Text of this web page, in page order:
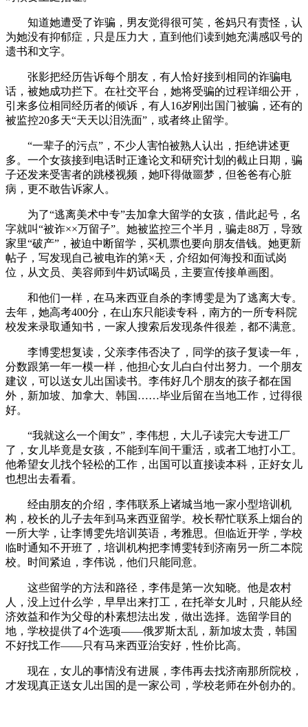
知道她遭受了诈骗，男友觉得很可笑，爸妈只有责怪，认
为她没有抑郁症，只是压力大，直到他们读到她充满感叹号的
遗书和文字。
张影把经历告诉每个朋友，有人恰好接到相同的诈骗电
话，被她成功拦下。在社交平台，她将受骗的过程详细公开，
引来多位相同经历者的倾诉，有人16岁刚出国门被骗，还有的
被监控20多天“天天以泪洗面”，或者终止留学。
“一辈子的污点”，不少人害怕被熟人认出，拒绝讲述更
多。一个女孩接到电话时正逢论文和研究计划的截止日期，骗
子还发来受害者的跳楼视频，她吓得做噩梦，但爸爸有心脏
病，更不敢告诉家人。
为了“逃离美术中专”去加拿大留学的女孩，借此起号，名
字就叫“被诈××万留子”。她被监控三个半月，骗走88万，导致
家里“破产”，被迫中断留学，买机票也要向朋友借钱。她更新
帖子，写发现自己被电诈的第×天，介绍如何海投和面试岗
位，从文员、美容师到牛奶试喝员，主要宣传接单画图。
和他们一样，在马来西亚自杀的李博雯是为了逃离大专。
去年，她高考400分，在山东只能读专科，南方的一所专科院
校发来录取通知书，一家人搜索后发现条件很差，都不满意。
李博雯想复读，父亲李伟否决了，同学的孩子复读一年，
分数跟第一年一模一样，他担心女儿白白付出努力。一个朋友
建议，可以送女儿出国读书。李伟好几个朋友的孩子都在国
外，新加坡、加拿大、韩国……毕业后留在当地工作，过得很
好。
“我就这么一个闺女”，李伟想，大儿子读完大专进工厂
了，女儿毕竟是女孩，不能到车间干重活，或者工地打小工。
他希望女儿找个轻松的工作，出国可以直接读本科，正好女儿
也想出去看看。
经由朋友的介绍，李伟联系上诸城当地一家小型培训机
构，校长的儿子去年到马来西亚留学。校长帮忙联系上烟台的
一所大学，让李博雯先培训英语，考雅思。但临近开学，学校
临时通知不开班了，培训机构把李博雯转到济南另一所二本院
校。时间紧迫，李伟说，他们只能同意。
这些留学的方法和路径，李伟是第一次知晓。他是农村
人，没上过什么学，早早出来打工，在托举女儿时，只能从经
济效益和作为父母的朴素想法出发，做出选择。选留学目的
地，学校提供了4个选项——俄罗斯太乱，新加坡太贵，韩国
不好找工作——只有马来西亚治安好，性价比高。
现在，女儿的事情没有进展，李伟再去找济南那所院校，
才发现真正送女儿出国的是一家公司，学校老师在外创办的。